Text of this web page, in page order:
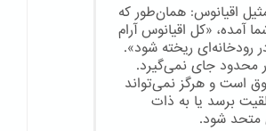
اقیانوس: همان‌طور که
آمده، «کل اقیانوس آرام
رودخانه‌ای ریخته شود».
محدود جای نمی‌گیرد.
است و هرگز نمی‌تواند
برسد یا به ذات
متحد شود.